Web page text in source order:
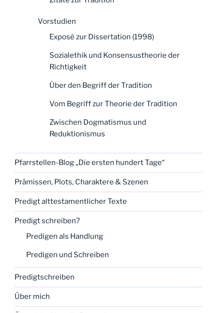
Vorstudien
Exposé zur Dissertation (1998)
Sozialethik und Konsensustheorie der
Richtigkeit
Über den Begriff der Tradition
Vom Begriff zur Theorie der Tradition
Zwischen Dogmatismus und
Reduktionismus
Pfarrstellen-Blog „Die ersten hundert Tage“
Prämissen, Plots, Charaktere & Szenen
Predigt alttestamentlicher Texte
Predigt schreiben?
Predigen als Handlung
Predigen und Schreiben
Predigtschreiben
Über mich